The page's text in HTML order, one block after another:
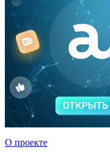
О проекте